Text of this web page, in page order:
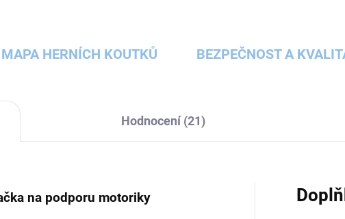
MAPA HERNÍCH KOUTKŮ BEZPEČNOST A
Hodnocení (21)
na podporu motoriky